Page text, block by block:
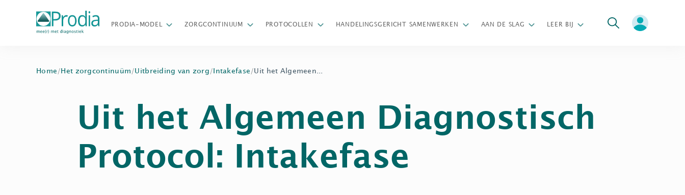
PRODIA-MODEL ZORGCONTINUUM PROTOCOLLEN HANDELINGSGERICHT SAMENWERKEN AAN DE SLAG LEER BIJ
Zoeken
Home / Het zorgcontinuüm /Uitbreiding van zorg / Intakefase /Uit het Algemeen...
Uit het Algemeen Diagnostisch
Protocol: Intakefase